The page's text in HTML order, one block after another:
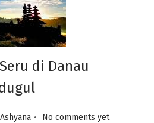
di Danau
. No comments yet